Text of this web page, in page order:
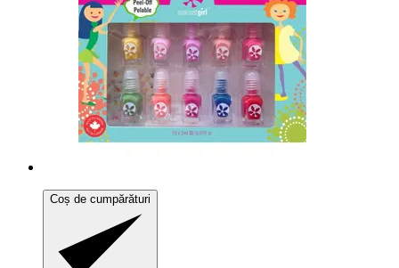
Coș de cumpărături